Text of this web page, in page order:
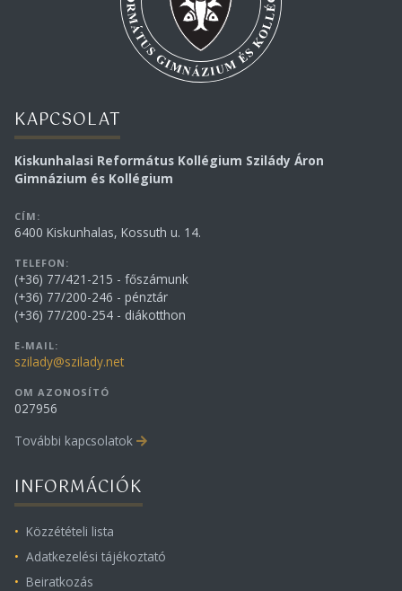
KAPCSOLAT
Kiskunhalasi Református Kollégium Szilády Áron
Gimnázium és Kollégium
CÍM:
6400 Kiskunhalas, Kossuth u. 14.
TELEFON:
(+36) 77/421-215 - főszámunk
(+36) 77/200-246 - pénztár
(+36) 77/200-254 - diákotthon
E-MAIL:
szilady@szilady.net
OM AZONOSÍTÓ
027956
További kapcsolatok
INFORMÁCIÓK
Közzétételi lista
Adatkezelési tájékoztató
Beiratkozás